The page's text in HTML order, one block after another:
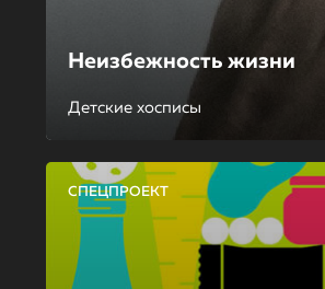
Неизбежность жизни
Детские хосписы
СПЕЦПРОЕКТ